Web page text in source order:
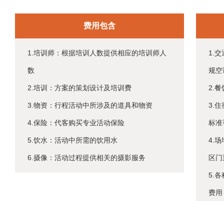
费用包含
1.培训师：根据培训人数提供相应的培训师人
数
2.培训：方案的策划设计及培训费
3.物资：行程活动中所涉及的道具和物资
4.保险：代客购买专业活动保险
5.饮水：活动中所需的饮用水
6.摄像：活动过程提供相关的摄影服务
1.交
规
2.餐
3.住
标
4.场
区
5.各
费